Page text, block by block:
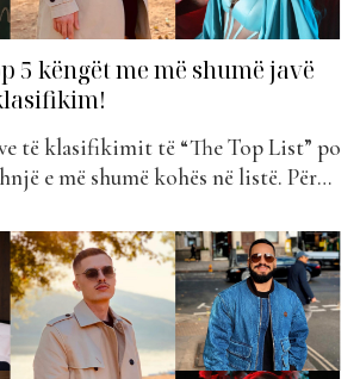
5 këngët me më shumë javë
të klasifikimit të “The Top List” po
e më shumë kohës në listë. Për
– Bojken Lako, Kastro Zizo,
duket kjo këngë sa vjen e po
më...